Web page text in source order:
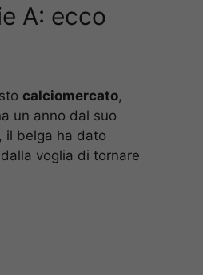
A: ecco
calciomercato,
un anno dal suo
il belga ha dato
voglia di tornare